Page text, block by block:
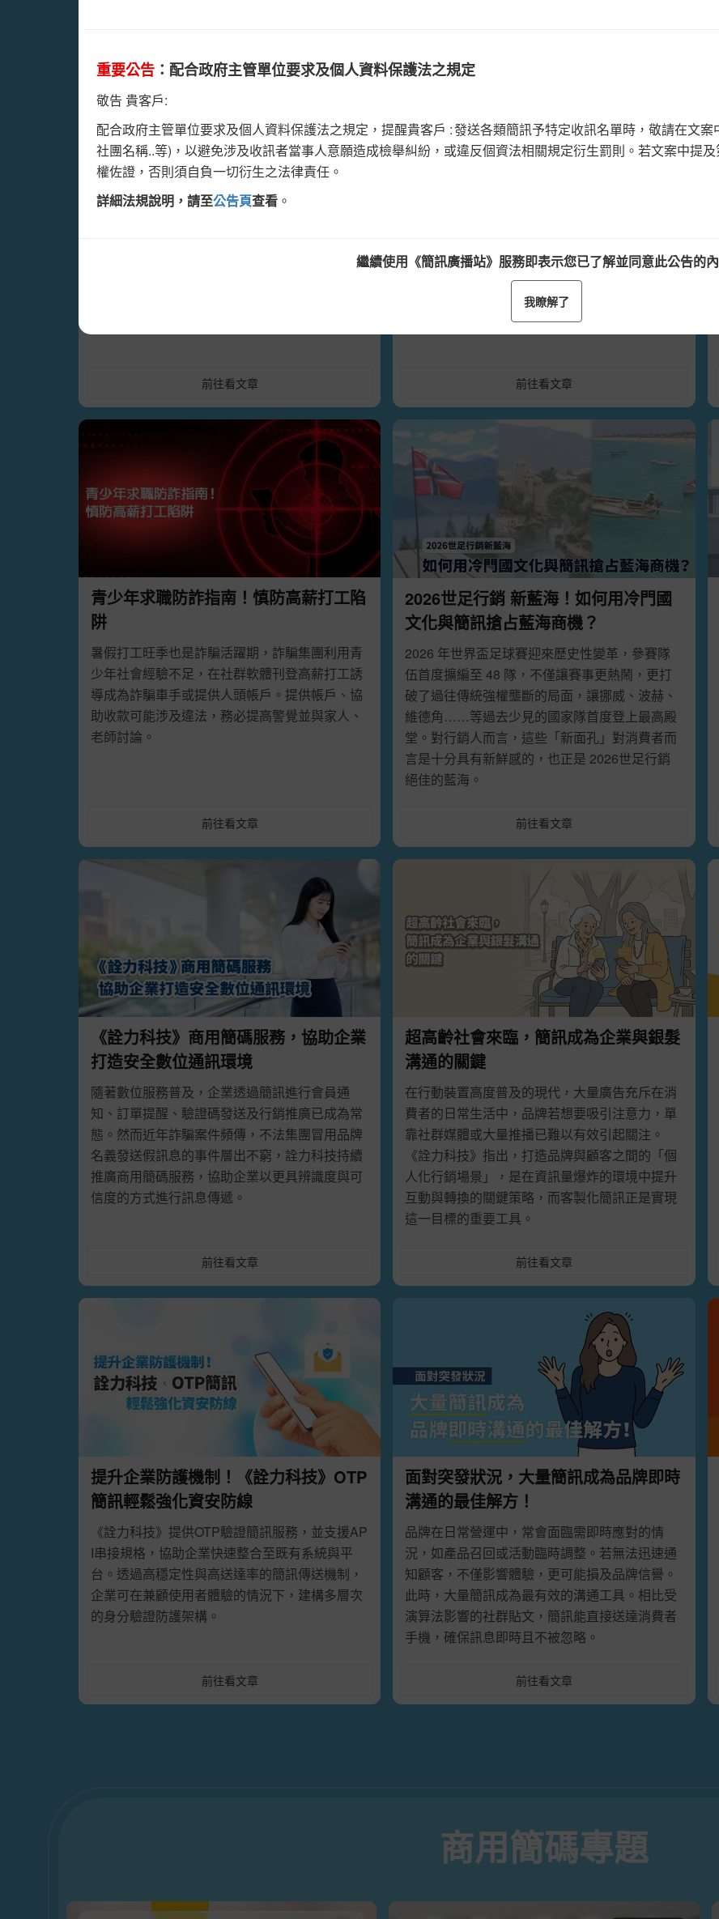
因近期發生多起利用簡訊進行各式詐騙之行為。
簡訊廣播站奉主管機關要求，簡訊中心與電信公司需針對簡訊內容嚴格把關，避免不肖份子利用簡訊發送
故即日起簡訊中心與電信公司會針對有詐騙疑慮的簡訊內容，實施滾動式的調整偵查與阻擋機制。
偵查機制包含鎖定特定手機門號交予警方，阻擋簡訊內容帶有借貸、投資、銀行名稱、加Line……等包含
但不限於之相關字樣的過濾機制。
因應警政署165反詐騙措施，即日起如需申請簡訊發送帳號，請來電(02)2788-0855洽詢。
簡訊廣播站自2024年9月19日起，僅開放企業用戶申請註冊。
申請核可後即可登入發送簡訊並獲得免費測試點數50點
🚩最新公告🚩
為提升網路連線安全，本網站即日起將停止HTTP服務，僅提供HTTPS加密連線，請檢查目前連線網址、
我的最愛中的網址是否為「https://」開頭，避免連線錯誤，造成不便敬請見諒。
【簡訊廣播站】將於2024/3/24(日)22:00~3/25(一)07:00
進行系統維護作業， 維護期間無法使用網站服
務，造成不便敬請見諒。
🚩反詐騙公告🚩
因近期發生多起利用簡訊進行各式詐騙之行為。
奉主管機關要求，訊息平台不得發送以「銀行名義、股票投資」之簡訊， 故即日起簡訊內容帶有下列字樣
者，將視為詐騙簡訊而予以過濾 ：
各種媒體廣告、APP廣告如雨後春筍般生生不息，但是為什麼傳統的SMS行銷仍然日益茁壯而不會被取代
點我了解更多行銷手法
📢 讓短訊幫你通知、打廣告📩 趕快線上註冊會員，立即享有50則免費發送 ，立即體驗詮力科技最友善的
💬 查看簡訊價格表
突破社群限制，MMS簡訊打造更深入
人心的品牌形象
在數位行銷環境中，企業面臨社群演算法限制與
接有效的溝通方式，透過視覺化圖文內容加深客
前往看文章
《詮力科技》企業級簡訊發送平台，提
定傳輸效能、即時監控與多重備援機制的企業級
簡訊平台，並通過ISO 27001:2022國際資安認
證，協助企業兼顧傳輸效率與資訊安全。
前往看文章
青少年求職防詐指南！慎防高薪打工陷
阱
暑假打工旺季也是詐騙活躍期，詐騙集團利用青
少年社會經驗不足，在社群軟體刊登高薪打工誘
導成為詐騙車手或提供人頭帳戶。提供帳戶、協
助收款可能涉及違法，務必提高警覺並與家人、
老師討論。
前往看文章
2026世足行銷 新藍海！如何用冷門國
文化與簡訊搶占藍海商機？
2026 年世界盃足球賽迎來歷史性變革，參賽隊
伍首度擴編至 48 隊，不僅讓賽事更熱鬧，更打
破了過往傳統強權壟斷的局面，讓挪威、波赫、
維德角……等過去少見的國家隊首度登上最高殿
堂。對行銷人而言，這些「新面孔」對消費者而
言是十分具有新鮮感的，也正是 2026世足行銷
絕佳的藍海。
前往看文章
《詮力科技》商用簡碼服務，協助企業
打造安全數位通訊環境
隨著數位服務普及，企業透過簡訊進行會員通
知、訂單提醒、驗證碼發送及行銷推廣已成為常
態。然而近年詐騙案件頻傳，不法集團冒用品牌
名義發送假訊息的事件層出不窮，詮力科技持續
推廣商用簡碼服務，協助企業以更具辨識度與可
信度的方式進行訊息傳遞。
前往看文章
超高齡社會來臨，簡訊成為企業與銀髮
溝通的關鍵
在行動裝置高度普及的現代，大量廣告充斥在消
費者的日常生活中，品牌若想要吸引注意力，單
靠社群媒體或大量推播已難以有效引起關注。
《詮力科技》指出，打造品牌與顧客之間的「個
人化行銷場景」，是在資訊量爆炸的環境中提升
互動與轉換的關鍵策略，而客製化簡訊正是實現
這一目標的重要工具。
前往看文章
提升企業防護機制！《詮力科技》OTP
簡訊輕鬆強化資安防線
《詮力科技》提供OTP驗證簡訊服務，並支援AP
I串接規格，協助企業快速整合至既有系統與平
台。透過高穩定性與高送達率的簡訊傳送機制，
企業可在兼顧使用者體驗的情況下，建構多層次
的身分驗證防護架構。
前往看文章
面對突發狀況，大量簡訊成為品牌即時
溝通的最佳解方！
品牌在日常營運中，常會面臨需即時應對的情
況，如產品召回或活動臨時調整。若無法迅速通
知顧客，不僅影響體驗，更可能損及品牌信譽。
此時，大量簡訊成為最有效的溝通工具。相比受
演算法影響的社群貼文，簡訊能直接送達消費者
手機，確保訊息即時且不被忽略。
前往看文章
商用簡碼專題
重要公告 ：配合政府主管單位要求及個人資料保護法之規定
敬告 貴客戶:
配合政府主管單位要求及個人資料保護法之規定，提醒貴客戶 : 發送各類簡訊予特定收訊名單時，敬請在文案中完整提示發訊者身份(或公司名稱、品牌、組織
社團名稱..等)，以避免涉及收訊者當事人意願造成檢舉糾紛，或違反個資法相關規定衍生罰則。若文案中提
權佐證，否則須自負一切衍生之法律責任。
詳細法規說明，請至公告頁查看 。
繼續使用《簡訊廣播站》服務即表示您已了解並同意此公告的
我瞭解了